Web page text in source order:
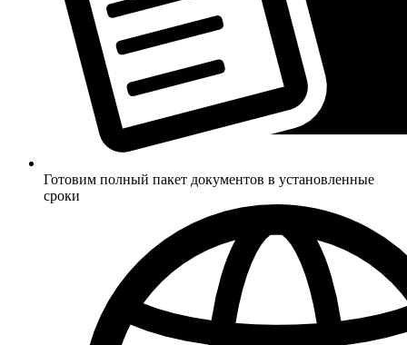
Готовим полный пакет документов в установленные
сроки